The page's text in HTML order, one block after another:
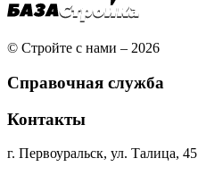
© Стройте с нами – 2026
Справочная служба
Контакты
г. Первоуральск, ул. Талица, 45